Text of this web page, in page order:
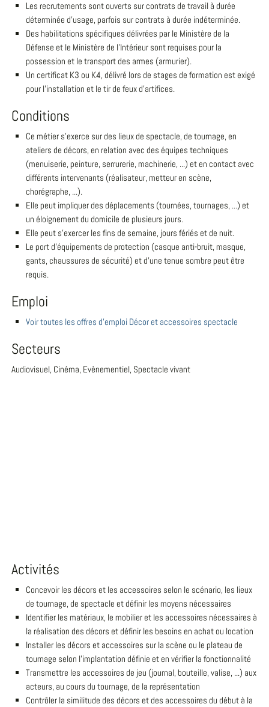
Les recrutements sont ouverts sur contrats de travail à durée
déterminée d'usage, parfois sur contrats à durée indéterminée.
Des habilitations spécifiques délivrées par le Ministère de la
Défense et le Ministère de l'Intérieur sont requises pour la
possession et le transport des armes (armurier).
Un certificat K3 ou K4, délivré lors de stages de formation est exigé
pour l'installation et le tir de feux d'artifices.
Conditions
Ce métier s'exerce sur des lieux de spectacle, de tournage, en
ateliers de décors, en relation avec des équipes techniques
(menuiserie, peinture, serrurerie, machinerie, ...) et en contact avec
différents intervenants (réalisateur, metteur en scène,
chorégraphe, ...).
Elle peut impliquer des déplacements (tournées, tournages, ...) et
un éloignement du domicile de plusieurs jours.
Elle peut s'exercer les fins de semaine, jours fériés et de nuit.
Le port d'équipements de protection (casque anti-bruit, masque,
gants, chaussures de sécurité) et d'une tenue sombre peut être
requis.
Emploi
Voir toutes les offres d'emploi Décor et accessoires spectacle
Secteurs
Audiovisuel, Cinéma, Evènementiel, Spectacle vivant
Activités
Concevoir les décors et les accessoires selon le scénario, les lieux
de tournage, de spectacle et définir les moyens nécessaires
Identifier les matériaux, le mobilier et les accessoires nécessaires à
la réalisation des décors et définir les besoins en achat ou location
Installer les décors et accessoires sur la scène ou le plateau de
tournage selon l'implantation définie et en vérifier la fonctionnalité
Transmettre les accessoires de jeu (journal, bouteille, valise, ...) aux
acteurs, au cours du tournage, de la représentation
Contrôler la similitude des décors et des accessoires du début à la